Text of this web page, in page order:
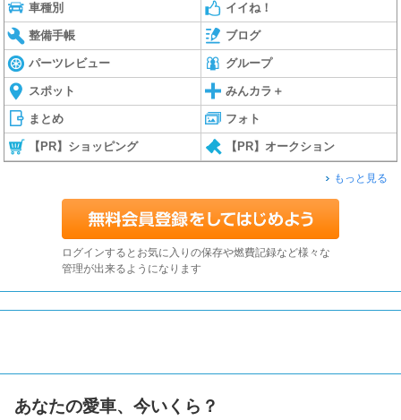
車種別 イイね！
整備手帳 ブログ
パーツレビュー グループ
スポット みんカラ＋
まとめ フォト
【PR】ショッピング 【PR】オークション
もっと見る
ログインするとお気に入りの保存や燃費記録など様々な
管理が出来るようになります
あなたの愛車、今いくら？